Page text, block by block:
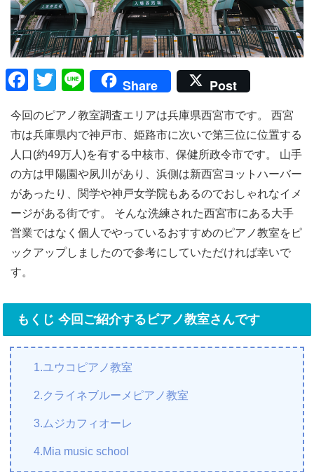
F
c
e
b
o
o
k
T
tt
er
Li
e
Share Post
今回のピアノ教室調査エリアは兵庫県西宮市です。 西宮
市は兵庫県内で神戸市、姫路市に次いで第三位に位置する
人口(約49万人)を有する中核市、保健所政令市です。 山手
の方は甲陽園や夙川があり、浜側は新西宮ヨットハーバー
があったり、関学や神戸女学院もあるのでおしゃれなイメ
ージがある街です。 そんな洗練された西宮市にある大手
営業ではなく個人でやっているおすすめのピアノ教室をピ
ックアップしましたので参考にしていただければ幸いで
す。
もくじ 今回ご紹介するピアノ教室さんです
1.ユウコピアノ教室
2.クライネブルーメピアノ教室
3.ムジカフィオーレ
4.Mia music school